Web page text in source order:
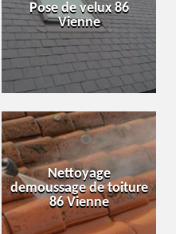
Pose de velux 86
Vienne
Nettoyage
demoussage de toiture
86 Vienne